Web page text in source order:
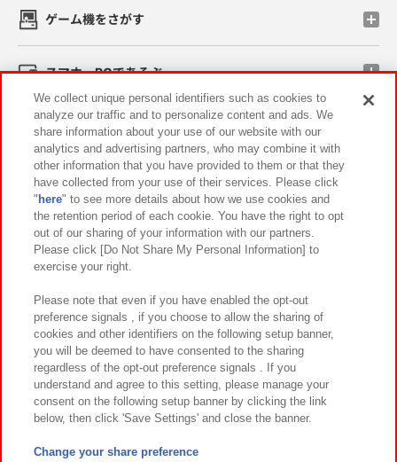
ゲーム機をさがす
スマホ・PCであそぶ
イベント・キャンペーン
関連会社 サステナビリティ サイトポリシー
プライバシーポリシー ウェブアクセシビリティ方針と検証結果
お取引先さまとともに
カスタマーハラスメント対応方針 よくあるご質問・お問い合わせ
©Bandai Namco Amusement Inc.
©Bandai Namco Amusement Lab Inc.
We collect unique personal identifiers such as cookies to
analyze our traffic and to personalize content and ads. We
share information about your use of our website with our
analytics and advertising partners, who may combine it with
other information that you have provided to them or that they
have collected from your use of their services. Please click
" here" to see more details about how we use cookies and
the retention period of each cookie. You have the right to opt
out of our sharing of your information with our partners.
Please click [Do Not Share My Personal Information] to
exercise your right.
Please note that even if you have enabled the opt-out
preference signals , if you choose to allow the sharing of
cookies and other identifiers on the following setup banner,
you will be deemed to have consented to the sharing
regardless of the opt-out preference signals . If you
understand and agree to this setting, please manage your
consent on the following setup banner by clicking the link
below, then click 'Save Settings' and close the banner.
Change your share preference